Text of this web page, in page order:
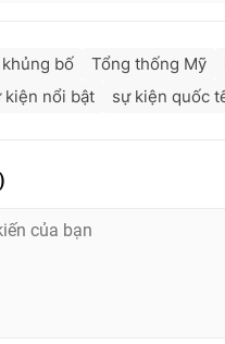
Bất động
khủng bố Tổng thống Mỹ
kiện nổi bật sự kiện quốc
)